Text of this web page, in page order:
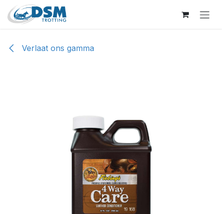
Overslaan naar inhoud
Verlaat ons gamma